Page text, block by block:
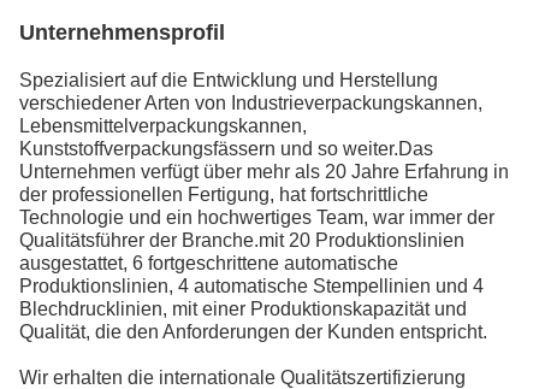
Unternehmensprofil
Spezialisiert auf die Entwicklung und Herstellung
verschiedener Arten von Industrieverpackungskannen,
Lebensmittelverpackungskannen,
Kunststoffverpackungsfässern und so weiter.Das
Unternehmen verfügt über mehr als 20 Jahre Erfahrung in
der professionellen Fertigung, hat fortschrittliche
Technologie und ein hochwertiges Team, war immer der
Qualitätsführer der Branche.mit 20 Produktionslinien
ausgestattet, 6 fortgeschrittene automatische
Produktionslinien, 4 automatische Stempellinien und 4
Blechdrucklinien, mit einer Produktionskapazität und
Qualität, die den Anforderungen der Kunden entspricht.
Wir erhalten die internationale Qualitätszertifizierung